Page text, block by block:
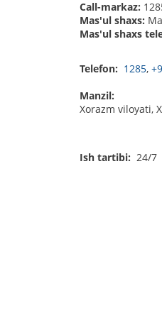
Call-markaz:
Mas'ul shaxs:
Mas'ul shaxs
Telefon: 1285,
Manzil:
Xorazm viloyati,
Ish tartibi: 24/7